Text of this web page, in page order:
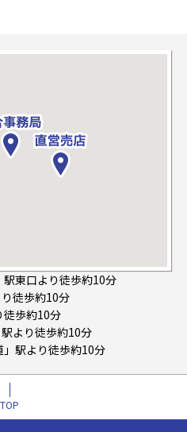
東口より徒歩約10分
徒歩約10分
徒歩約10分
より徒歩約10分
駅より徒歩約10分
TOP